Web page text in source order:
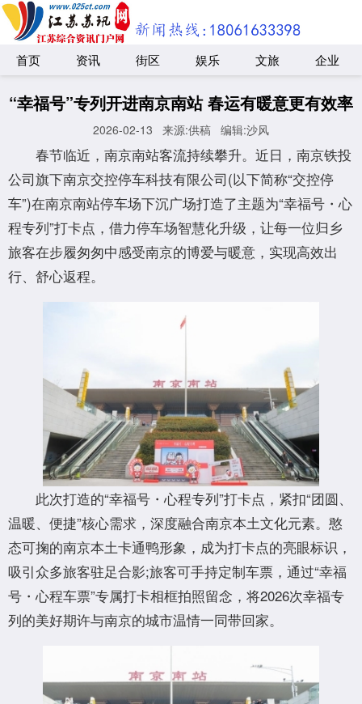
首页 资讯 街区 娱乐 文旅 企业
“幸福号”专列开进南京南站 春运有暖意更有效率
2026-02-13 来源:供稿 编辑:沙风
春节临近，南京南站客流持续攀升。近日，南京铁投
公司旗下南京交控停车科技有限公司(以下简称“交控停
车”)在南京南站停车场下沉广场打造了主题为“幸福号・心
程专列”打卡点，借力停车场智慧化升级，让每一位归乡
旅客在步履匆匆中感受南京的博爱与暖意，实现高效出
行、舒心返程。
此次打造的“幸福号・心程专列”打卡点，紧扣“团圆、
温暖、便捷”核心需求，深度融合南京本土文化元素。憨
态可掬的南京本土卡通鸭形象，成为打卡点的亮眼标识，
吸引众多旅客驻足合影;旅客可手持定制车票，通过“幸福
号・心程车票”专属打卡相框拍照留念，将2026次幸福专
列的美好期许与南京的城市温情一同带回家。